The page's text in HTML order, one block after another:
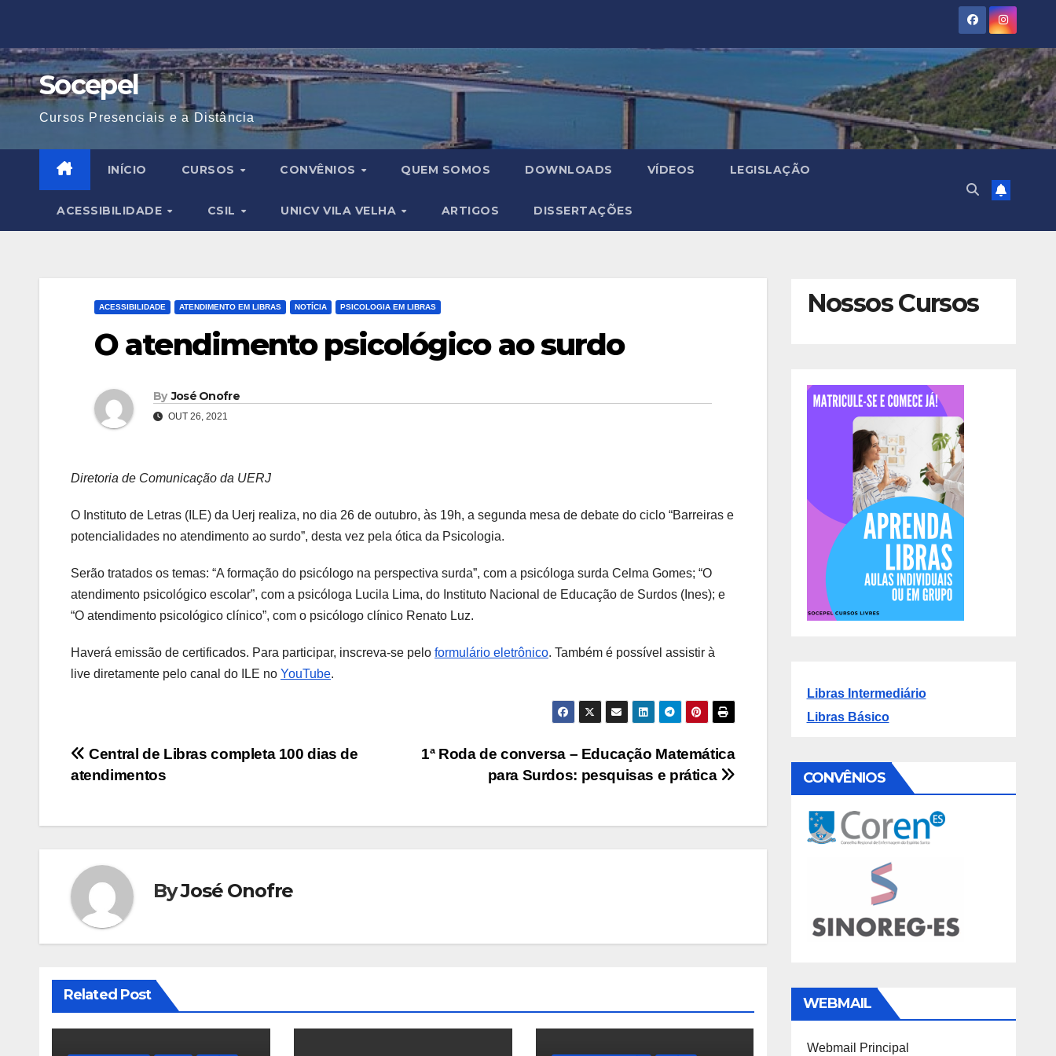
content
Socepel
Cursos Presenciais e a Distância
INÍCIO CURSOS CONVÊNIOS QUEM SOMOS DOWNLOADS VÍDEOS LEGISLAÇÃO
ACESSIBILIDADE CSIL UNICV VILA VELHA ARTIGOS DISSERTAÇÕES
ACESSIBILIDADE ATENDIMENTO EM LIBRAS NOTÍCIA PSICOLOGIA EM LIBRAS
O atendimento psicológico ao surdo
By José Onofre
OUT 26, 2021
Diretoria de Comunicação da UERJ
O Instituto de Letras (ILE) da Uerj realiza, no dia 26 de outubro, às 19h, a segunda mesa de debate do ciclo “Barreiras e
potencialidades no atendimento ao surdo”, desta vez pela ótica da Psicologia.
Serão tratados os temas: “A formação do psicólogo na perspectiva surda”, com a psicóloga surda Celma Gomes; “O
atendimento psicológico escolar”, com a psicóloga Lucila Lima, do Instituto Nacional de Educação de Surdos (Ines); e
“O atendimento psicológico clínico”, com o psicólogo clínico Renato Luz.
Haverá emissão de certificados. Para participar, inscreva-se pelo formulário eletrônico. Também é possível assistir à
live diretamente pelo canal do ILE no YouTube.
Navegação
Post
1ª Roda de conversa – Educação Matemática
para Surdos: pesquisas e prática
Central de Libras completa 100 dias de
atendimentos
ByJosé Onofre
Related Post
Nossos Cursos
Libras Intermediário
Libras Básico
CONVÊNIOS
WEBMAIL
Webmail Principal